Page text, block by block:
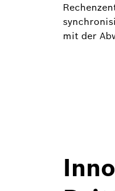
mit der